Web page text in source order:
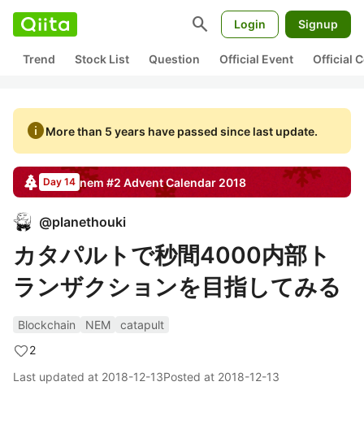
search Login Signup
Trend Stock List Question Official Event Official
infoMore than 5 years have passed since last update.
Day 14 nem #2 Advent Calendar 2018
@planethouki
カタパルトで秒間4000内部ト
ランザクションを目指してみる
Blockchain NEM
catapult
2
Last updated at 2018-12-13Posted at 2018-12-13